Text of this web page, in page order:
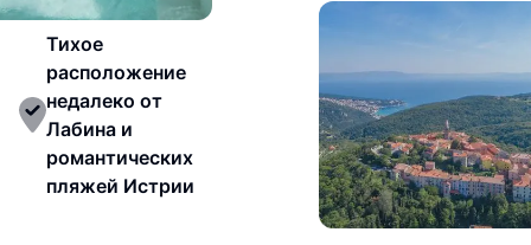
Тихое
расположение
недалеко от
Лабина и
романтических
пляжей Истрии